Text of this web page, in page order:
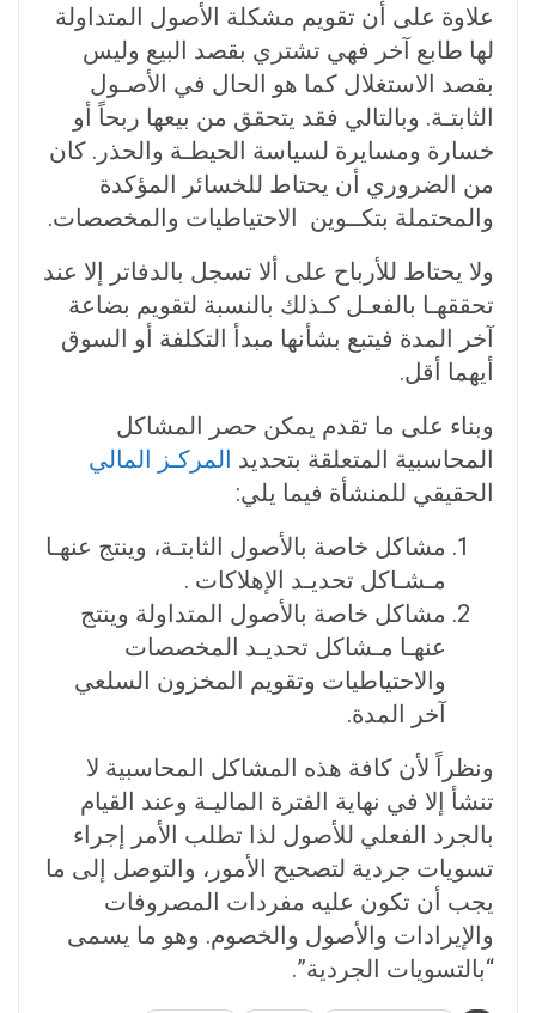
علاوة على أن تقويم مشكلة الأصول المتداولة
لها طابع آخر فهي تشتري بقصد البيع وليس
بقصد الاستغلال كما هو الحال في الأصـول
الثابتـة. وبالتالي فقد يتحقق من بيعها ربحاً أو
خسارة ومسايرة لسياسة الحيطـة والحذر. كان
من الضروري أن يحتاط للخسائر المؤكدة
والمحتملة بتكــوين الاحتياطيات والمخصصات.
ولا يحتاط للأرباح على ألا تسجل بالدفاتر إلا عند
تحققهـا بالفعـل كـذلك بالنسبة لتقويم بضاعة
آخر المدة فيتبع بشأنها مبدأ التكلفة أو السوق
أيهما أقل.
وبناء على ما تقدم يمكن حصر المشاكل
المحاسبية المتعلقة بتحديد المركـز المالي
الحقيقي للمنشأة فيما يلي:
مشاكل خاصة بالأصول الثابتـة، وينتج عنهـا
مـشـاكل تحديـد الإهلاكات .
مشاكل خاصة بالأصول المتداولة وينتج
عنهـا مـشاكل تحديـد المخصصات
والاحتياطيات وتقويم المخزون السلعي
آخر المدة.
ونظراً لأن كافة هذه المشاكل المحاسبية لا
تنشأ إلا في نهاية الفترة الماليـة وعند القيام
بالجرد الفعلي للأصول لذا تطلب الأمر إجراء
تسويات جردية لتصحيح الأمور، والتوصل إلى ما
يجب أن تكون عليه مفردات المصروفات
والإيرادات والأصول والخصوم. وهو ما يسمى
“بالتسويات الجردية”.